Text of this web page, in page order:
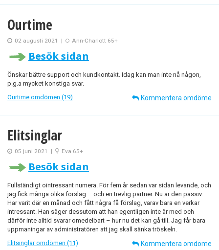
Ourtime
02 augusti 2021 | Ann-Charlott 65+
Besök sidan
Önskar bättre support och kundkontakt. Idag kan man inte nå någon,
p.g.a mycket konstiga svar.
Ourtime omdömen (19)
Kommentera omdöme
Elitsinglar
05 juni 2021 | Eva 65+
Besök sidan
Fullständigt ointressant numera. För fem år sedan var sidan levande, och
jag fick många olika förslag – och en trevlig partner. Nu är den passiv.
Har varit där en månad och fått några få förslag, varav bara en verkar
intressant. Han säger dessutom att han egentligen inte är med och
därför inte alltid svarar omedelbart – hur nu det kan gå till. Jag får bara
uppmaningar av administratören att jag skall sänka tröskeln.
Elitsinglar omdömen (11)
Kommentera omdöme